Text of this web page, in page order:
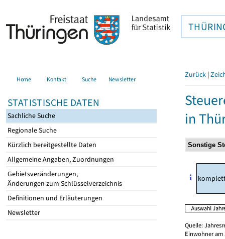
Home Kontakt Suche Newsletter
STATISTISCHE DATEN
Sachliche Suche
Regionale Suche
Kürzlich bereitgestellte Daten
Allgemeine Angaben, Zuordnungen
Gebietsveränderungen,
Änderungen zum Schlüsselverzeichnis
Definitionen und Erläuterungen
Newsletter
Zurück |
in
Quelle:
Einwohner am